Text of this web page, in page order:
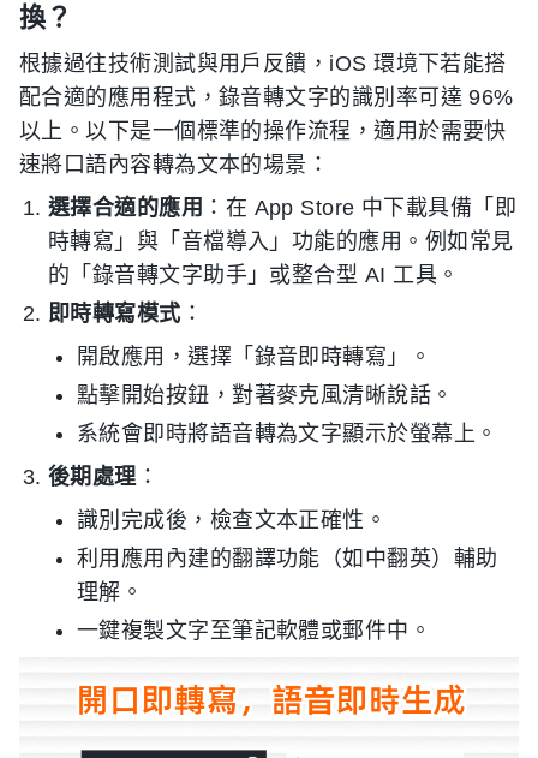
換？
根據過往技術測試與用戶反饋，iOS 環境下若能搭
配合適的應用程式，錄音轉文字的識別率可達 96%
以上。以下是一個標準的操作流程，適用於需要快
速將口語內容轉為文本的場景：
選擇合適的應用 ：在 App Store 中下載具備「即
時轉寫」與「音檔導入」功能的應用。例如常見
的「錄音轉文字助手」或整合型 AI 工具。
即時轉寫模式：
開啟應用，選擇「錄音即時轉寫」。
點擊開始按鈕，對著麥克風清晰說話。
系統會即時將語音轉為文字顯示於螢幕上。
後期處理：
識別完成後，檢查文本正確性。
利用應用內建的翻譯功能（如中翻英）輔助
理解。
一鍵複製文字至筆記軟體或郵件中。